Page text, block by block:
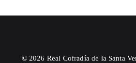
© 2026 Real Cofradía de la Santa